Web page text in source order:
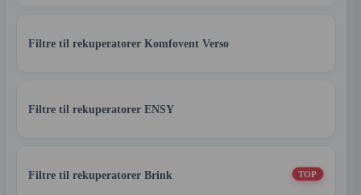
Filtre til rekuperatorer Komfovent Verso
Filtre til rekuperatorer ENSY
Filtre til rekuperatorer Brink TOP